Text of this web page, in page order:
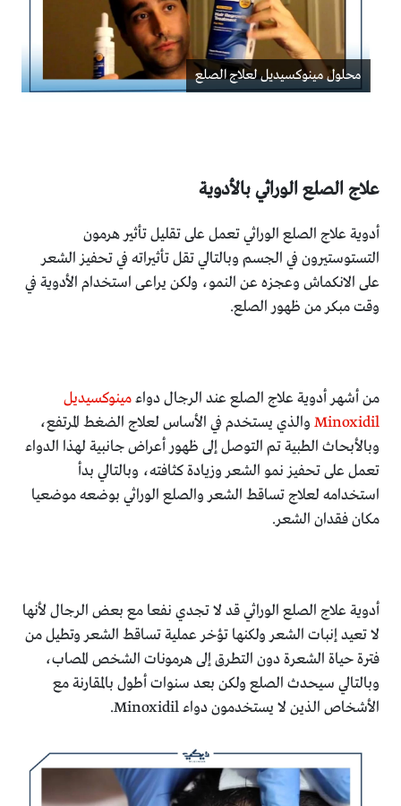
محلول مينوكسيديل لعلاج الصلع
علاج الصلع الوراثي بالأدوية
أدوية علاج الصلع الوراثي تعمل على تقليل تأثير هرمون
التستوستيرون في الجسم وبالتالي تقل تأثيراته في تحفيز الشعر
على الانكماش وعجزه عن النمو، ولكن يراعى استخدام الأدوية في
وقت مبكر من ظهور الصلع.
من أشهر أدوية علاج الصلع عند الرجال دواءمينوكسيديل
Minoxidil والذي يستخدم في الأساس لعلاج الضغط المرتفع،
وبالأبحاث الطبية تم التوصل إلى ظهور أعراض جانبية لهذا الدواء
تعمل على تحفيز نمو الشعر وزيادة كثافته، وبالتالي بدأ
استخدامه لعلاج تساقط الشعر والصلع الوراثي بوضعه موضعيا
مكان فقدان الشعر.
أدوية علاج الصلع الوراثي قد لا تجدي نفعا مع بعض الرجال لأنها
لا تعيد إنبات الشعر ولكنها تؤخر عملية تساقط الشعر وتطيل من
فترة حياة الشعرة دون التطرق إلى هرمونات الشخص المصاب،
وبالتالي سيحدث الصلع ولكن بعد سنوات أطول بالمقارنة مع
الأشخاص الذين لا يستخدمون دواء Minoxidil.